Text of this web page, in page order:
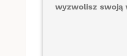
wyzwolisz swoją